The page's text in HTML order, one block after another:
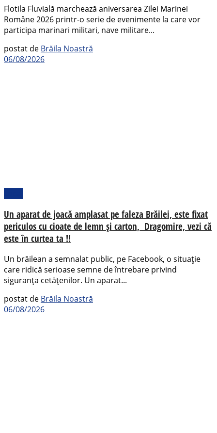
Flotila Fluvială marchează aniversarea Zilei Marinei
Române 2026 printr-o serie de evenimente la care vor
participa marinari militari, nave militare...
postat de Brăila Noastră
06/08/2026
Un aparat de joacă amplasat pe faleza Brăilei, este fixat
periculos cu cioate de lemn și carton, Dragomire, vezi că
este în curtea ta !!
Un brăilean a semnalat public, pe Facebook, o situație
care ridică serioase semne de întrebare privind
siguranța cetățenilor. Un aparat...
postat de Brăila Noastră
06/08/2026